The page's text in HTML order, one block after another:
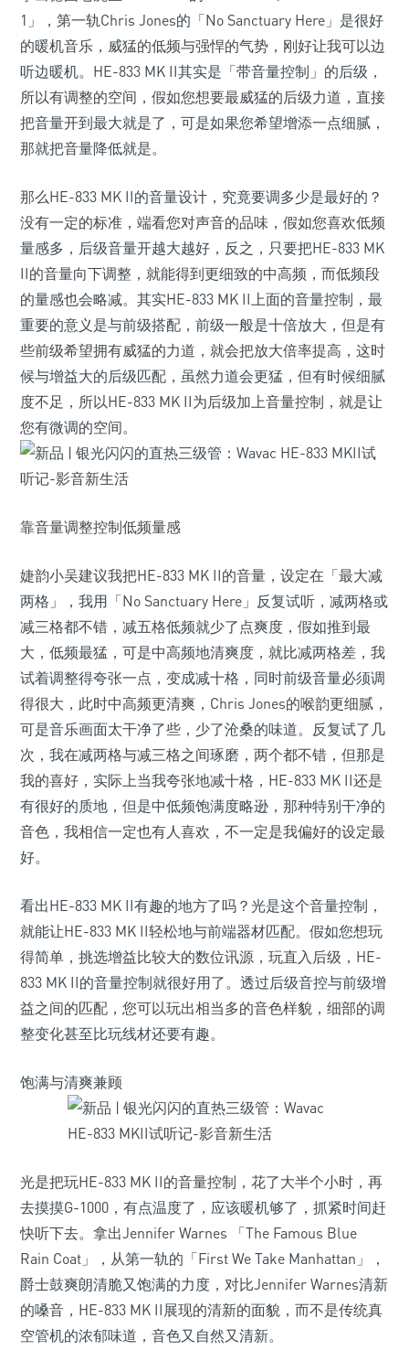
1」，第一轨Chris Jones的「No Sanctuary Here」是很好
的暖机音乐，威猛的低频与强悍的气势，刚好让我可以边
听边暖机。HE-833 MK II其实是「带音量控制」的后级，
所以有调整的空间，假如您想要最威猛的后级力道，直接
把音量开到最大就是了，可是如果您希望增添一点细腻，
那就把音量降低就是。
那么HE-833 MK II的音量设计，究竟要调多少是最好的？
没有一定的标准，端看您对声音的品味，假如您喜欢低频
量感多，后级音量开越大越好，反之，只要把HE-833 MK
II的音量向下调整，就能得到更细致的中高频，而低频段
的量感也会略减。其实HE-833 MK II上面的音量控制，最
重要的意义是与前级搭配，前级一般是十倍放大，但是有
些前级希望拥有威猛的力道，就会把放大倍率提高，这时
候与增益大的后级匹配，虽然力道会更猛，但有时候细腻
度不足，所以HE-833 MK II为后级加上音量控制，就是让
您有微调的空间。
靠音量调整控制低频量感
婕韵小吴建议我把HE-833 MK II的音量，设定在「最大减
两格」，我用「No Sanctuary Here」反复试听，减两格或
减三格都不错，减五格低频就少了点爽度，假如推到最
大，低频最猛，可是中高频地清爽度，就比减两格差，我
试着调整得夸张一点，变成减十格，同时前级音量必须调
得很大，此时中高频更清爽，Chris Jones的喉韵更细腻，
可是音乐画面太干净了些，少了沧桑的味道。反复试了几
次，我在减两格与减三格之间琢磨，两个都不错，但那是
我的喜好，实际上当我夸张地减十格，HE-833 MK II还是
有很好的质地，但是中低频饱满度略逊，那种特别干净的
音色，我相信一定也有人喜欢，不一定是我偏好的设定最
好。
看出HE-833 MK II有趣的地方了吗？光是这个音量控制，
就能让HE-833 MK II轻松地与前端器材匹配。假如您想玩
得简单，挑选增益比较大的数位讯源，玩直入后级，HE-
833 MK II的音量控制就很好用了。透过后级音控与前级增
益之间的匹配，您可以玩出相当多的音色样貌，细部的调
整变化甚至比玩线材还要有趣。
饱满与清爽兼顾
光是把玩HE-833 MK II的音量控制，花了大半个小时，再
去摸摸G-1000，有点温度了，应该暖机够了，抓紧时间赶
快听下去。拿出Jennifer Warnes 「The Famous Blue
Rain Coat」，从第一轨的「First We Take Manhattan」，
爵士鼓爽朗清脆又饱满的力度，对比Jennifer Warnes清新
的嗓音，HE-833 MK II展现的清新的面貌，而不是传统真
空管机的浓郁味道，音色又自然又清新。